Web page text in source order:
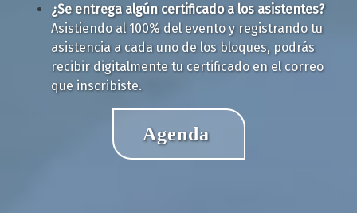
¿Se entrega algún certificado a los asistentes?
Asistiendo al 100% del evento y registrando tu
asistencia a cada uno de los bloques, podrás
recibir digitalmente tu certificado en el correo
que inscribiste.
Agenda